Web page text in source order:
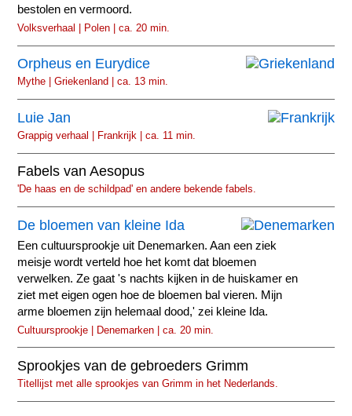
bestolen en vermoord.
Volksverhaal | Polen | ca. 20 min.
Orpheus en Eurydice
Mythe | Griekenland | ca. 13 min.
Luie Jan
Grappig verhaal | Frankrijk | ca. 11 min.
Fabels van Aesopus
'De haas en de schildpad' en andere bekende fabels.
De bloemen van kleine Ida
Een cultuursprookje uit Denemarken. Aan een ziek
meisje wordt verteld hoe het komt dat bloemen
verwelken. Ze gaat 's nachts kijken in de huiskamer en
ziet met eigen ogen hoe de bloemen bal vieren. Mijn
arme bloemen zijn helemaal dood,' zei kleine Ida.
Cultuursprookje | Denemarken | ca. 20 min.
Sprookjes van de gebroeders Grimm
Titellijst met alle sprookjes van Grimm in het Nederlands.